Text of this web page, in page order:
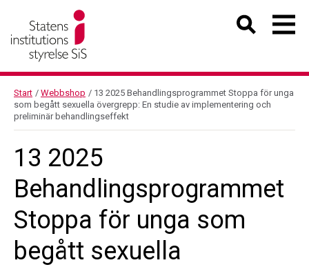
Start / Webbshop / 13 2025 Behandlingsprogrammet Stoppa för unga
som begått sexuella övergrepp: En studie av implementering och
preliminär behandlingseffekt
13 2025
Behandlingsprogrammet
Stoppa för unga som
begått sexuella